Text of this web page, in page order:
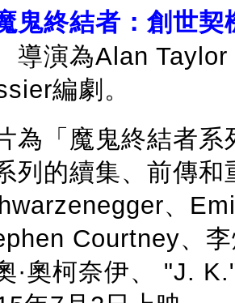
鬼終結者：創世契
導演為Alan
編劇。
為「魔鬼終結者
列的續集、前傳
、
Courtney、
·奧柯奈伊、 "J.